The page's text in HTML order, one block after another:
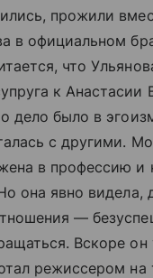
прожили
в официальном
что
к Анастасии
дело было в
с другими.
в профессию и
она явно видела,
—
Вскоре
режиссером на